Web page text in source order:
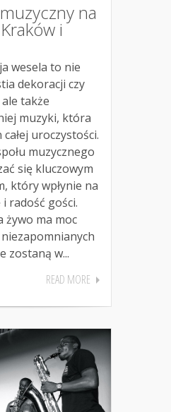
na
i
wesela to nie
dekoracji czy
także
muzyki, która
uroczystości.
muzycznego
się kluczowym
który wpłynie na
radość gości.
żywo ma moc
zostaną w...
READ MORE